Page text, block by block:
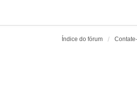
Índice do fórum